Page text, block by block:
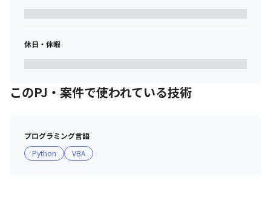
休日・休暇
このPJ・案件で使われている技術
プログラミング言語
Python
VBA